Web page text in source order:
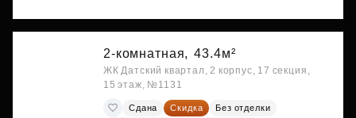
2-комнатная, 43.4м²
ЖК Датский квартал, 2 корпус, 17 секция,
15 этаж, №1131
Сдана Скидка
Без отделки